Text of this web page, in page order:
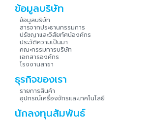
ข้อมูลบริษัท
ข้อมูลบริษัท
สารจากประธานกรรมการ
ปรัชญาและวิสัยทัศน์องค์กร
ประวัติความเป็นมา
คณะกรรมการบริษัท
เอกสารองค์กร
โรงงานสาขา
ธุรกิจของเรา
รายการสินค้า
อุปกรณ์เครื่องจักรและเทคโนโลยี
นักลงทุนสัมพันธ์